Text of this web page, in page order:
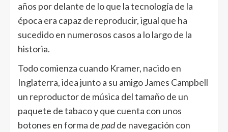
años por delante de lo que la tecnología de la
época era capaz de reproducir, igual que ha
sucedido en numerosos casos a lo largo de la
historia.
Todo comienza cuando Kramer, nacido en
Inglaterra, idea junto a su amigo James Campbell
un reproductor de música del tamaño de un
paquete de tabaco y que cuenta con unos
botones en forma depadde navegación con